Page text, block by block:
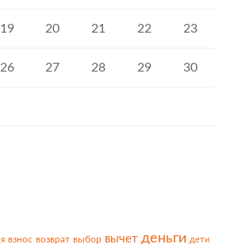
19 20 21 22 23
26 27 28 29 30
взнос возврат выбор вычет деньги дети